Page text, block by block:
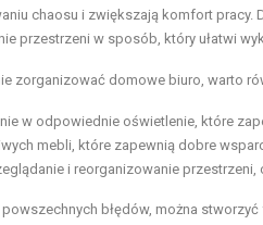
chaosu i zwiększają komfort
przestrzeni w sposób, który ułatwi
zorganizować domowe biuro, warto
w odpowiednie oświetlenie, które
mebli, które zapewnią dobre
i reorganizowanie
błędów, można